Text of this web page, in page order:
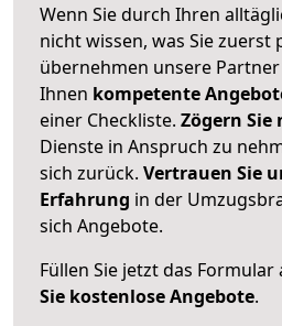
Wenn Sie durch Ihren
nicht wissen, was Sie zuerst
übernehmen unsere
Ihnen kompetente
einer Checkliste. Zögern Sie
Dienste in Anspruch zu
sich zurück. Vertrauen Sie
Erfahrung in der
sich Angebote.
Füllen Sie jetzt das Formular
Sie kostenlose Angebote.